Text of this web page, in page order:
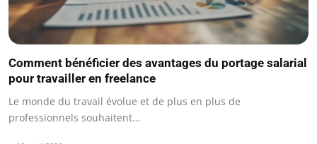
Comment bénéficier des avantages du portage salarial
pour travailler en freelance
Le monde du travail évolue et de plus en plus de
professionnels souhaitent…